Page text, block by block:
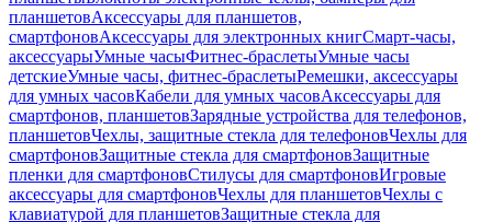
планшетовАксессуары для планшетов,
смартфоновАксессуары для электронных книгСмарт-часы,
аксессуарыУмные часыФитнес-браслетыУмные часы
детскиеУмные часы, фитнес-браслетыРемешки, аксессуары
для умных часовКабели для умных часовАксессуары для
смартфонов, планшетовЗарядные устройства для телефонов,
планшетовЧехлы, защитные стекла для телефоновЧехлы для
смартфоновЗащитные стекла для смартфоновЗащитные
пленки для смартфоновСтилусы для смартфоновИгровые
аксессуары для смартфоновЧехлы для планшетовЧехлы с
клавиатурой для планшетовЗащитные стекла для